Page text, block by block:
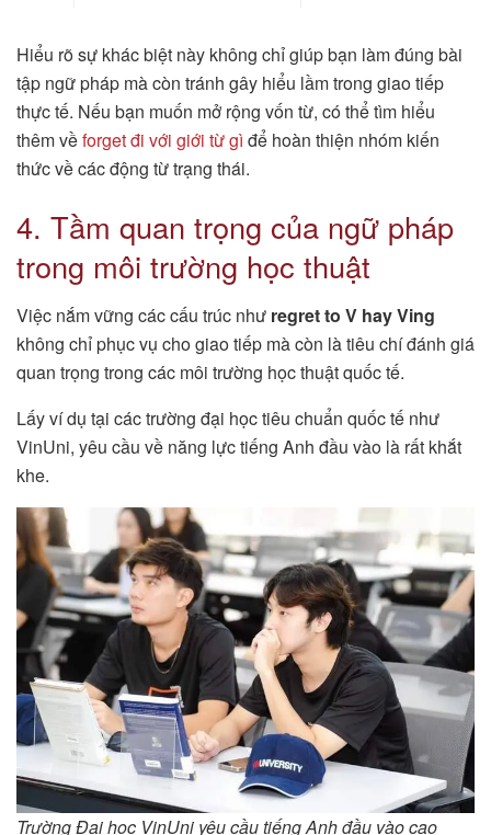
Hiểu rõ sự khác biệt này không chỉ giúp bạn làm đúng bài
tập ngữ pháp mà còn tránh gây hiểu lầm trong giao tiếp
thực tế. Nếu bạn muốn mở rộng vốn từ, có thể tìm hiểu
thêm vềforget đi với giới từ gì để hoàn thiện nhóm kiến
thức về các động từ trạng thái.
4. Tầm quan trọng của ngữ pháp
trong môi trường học thuật
Việc nắm vững các cấu trúc như regret to V hay Ving
không chỉ phục vụ cho giao tiếp mà còn là tiêu chí đánh giá
quan trọng trong các môi trường học thuật quốc tế.
Lấy ví dụ tại các trường đại học tiêu chuẩn quốc tế như
VinUni, yêu cầu về năng lực tiếng Anh đầu vào là rất khắt
khe.
Trường Đại học VinUni yêu cầu tiếng Anh đầu vào cao